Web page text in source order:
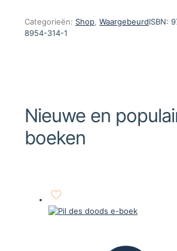
Categorieën: Shop WaargebeurdISBN:
8954-314-1
Nieuwe en
boeken